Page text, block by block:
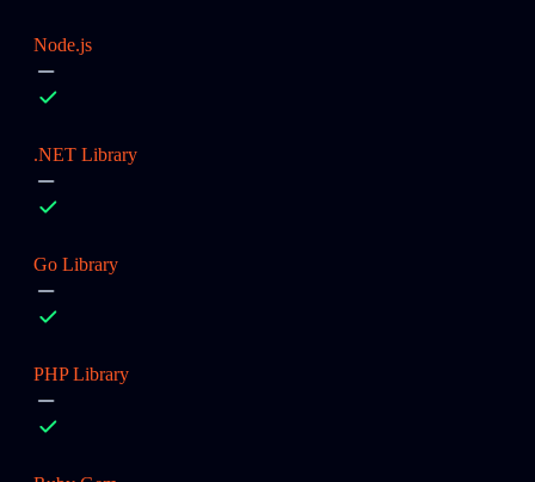
Node.js
.NET Library
Go Library
PHP Library